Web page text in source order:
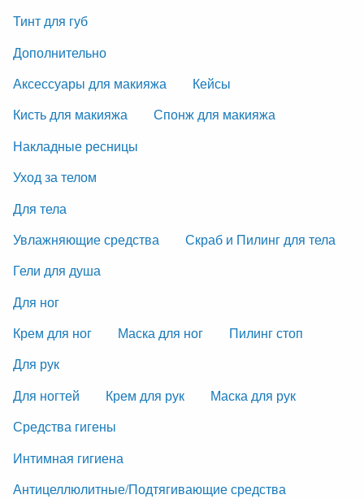
Тинт для губ
Дополнительно
Аксессуары для макияжа
Кейсы
Кисть для макияжа
Спонж для макияжа
Накладные ресницы
Уход за телом
Для тела
Увлажняющие средства
Скраб и Пилинг для тела
Гели для душа
Для ног
Крем для ног
Маска для ног
Пилинг стоп
Для рук
Для ногтей
Крем для рук
Маска для рук
Средства гигены
Интимная гигиена
Антицеллюлитные/Подтягивающие средства